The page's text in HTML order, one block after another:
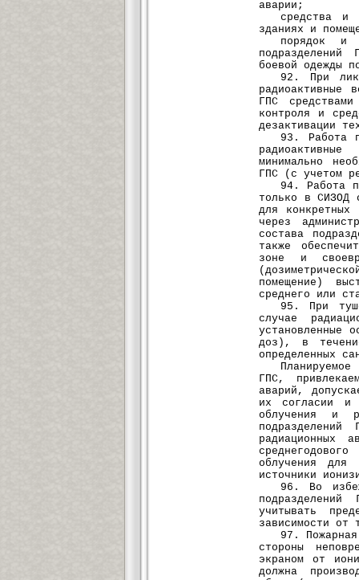
аварии;
средства и
зданиях и
порядок и
боевой одежды
92. При
радиоактивные
ГПС
контроля и
дезактивации
93. Работа
минимально
ГПС (с учетом
94. Работа
только в СИЗОД
для конкретных
через
состава
также
зоне и
помещение)
среднего или
95. При
случае
установленные
доз), в
определенных
ГПС,
аварий,
их согласии и
облучения и
радиационных
облучения для
источники
96. Во
учитывать
зависимости от
97.
стороны
экраном от
должна